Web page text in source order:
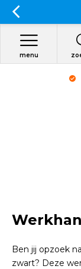
menu
Ben jij opzoek
zwart? Deze